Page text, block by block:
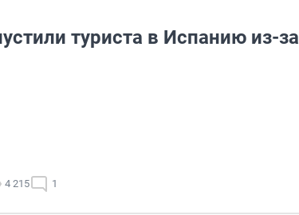
туриста в Испанию из-за
4 215 1